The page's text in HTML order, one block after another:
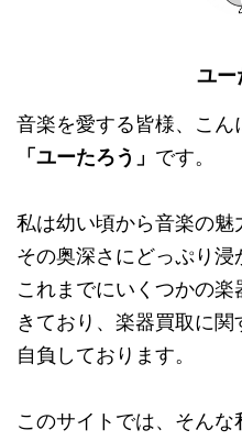
ユー
音楽を愛する皆様、こ
「ユーたろう」 です。
私は幼い頃から音楽の
その奥深さにどっぷり浸
これまでにいくつかの
きており、楽器買取に
自負しております。
このサイトでは、そん